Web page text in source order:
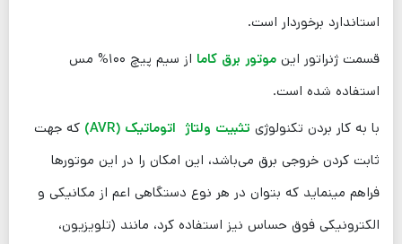
استاندارد برخوردار است.
قسمت ژنراتور این موتور برق کاما
از سیم پیچ ۱۰۰% مس
استفاده شده است.
با به کار بردن تکنولوژی تثبیت ولتاژ اتوماتیک (AVR)
که جهت
ثابت کردن خروجی برق می‌باشد، این امکان را در این موتورها
فراهم مینماید که بتوان در هر نوع دستگاهی اعم از مکانیکی و
الکترونیکی فوق حساس نیز استفاده کرد، مانند (تلویزیون،